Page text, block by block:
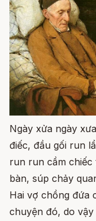
Ngày xửa ngày
điếc, đầu gối run
run run cầm
bàn, súp chảy
Hai vợ chồng đứa
chuyện đó, do